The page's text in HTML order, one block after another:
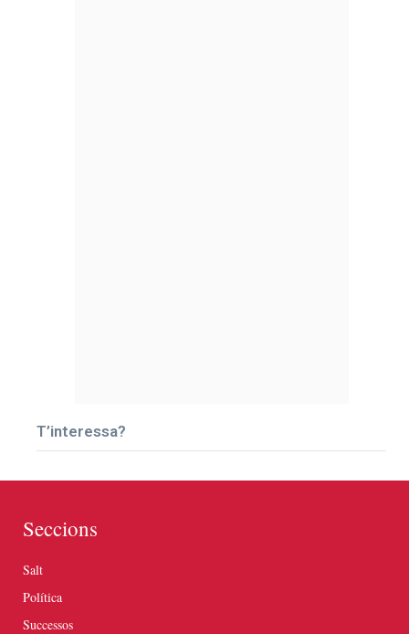
T’interessa?
Seccions
Salt
Política
Successos